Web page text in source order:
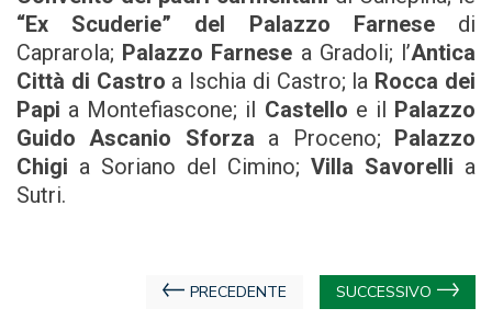
“Ex Scuderie” del Palazzo Farnese di
Caprarola; Palazzo Farnese a Gradoli; l’Antica
Città di Castro a Ischia di Castro; la Rocca dei
Papi a Montefiascone; il Castello e il Palazzo
Guido Ascanio Sforza a Proceno; Palazzo
Chigi a Soriano del Cimino; Villa Savorelli a
Sutri.
Navigazione
PRECEDENTE SUCCESSIVO